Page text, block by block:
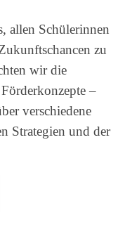
allen Schülerinnen
zu
wir die
–
verschiedene
Strategien und der